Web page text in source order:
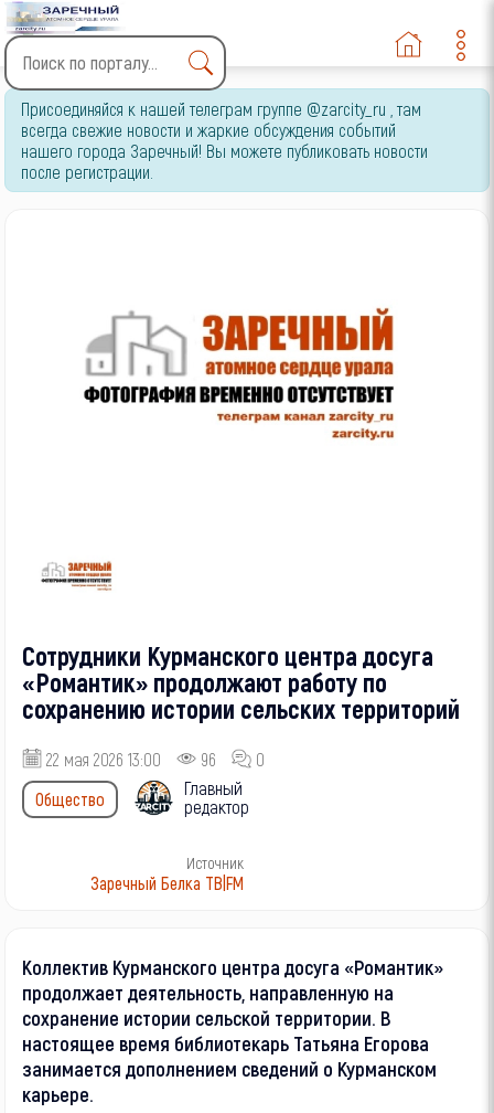
Type 2 or more characters
for results.
Присоединяйся к нашей телеграм группе @zarcity_ru , там
всегда свежие новости и жаркие обсуждения событий
нашего города Заречный! Вы можете публиковать новости
после регистрации.
Сотрудники Курманского центра досуга
«Романтик» продолжают работу по
сохранению истории сельских территорий
22 мая 2026 13:00 96
0
Общество
Главный
редактор
Источник
Заречный Белка ТВ|FM
Коллектив Курманского центра досуга «Романтик»
продолжает деятельность, направленную на
сохранение истории сельской территории. В
настоящее время библиотекарь Татьяна Егорова
занимается дополнением сведений о Курманском
карьере.